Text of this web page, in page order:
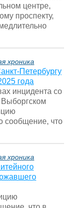
центре,
проспекту,
хроника
Петербургу
года
инцидента со
Выборгском
сообщение, что
хроника